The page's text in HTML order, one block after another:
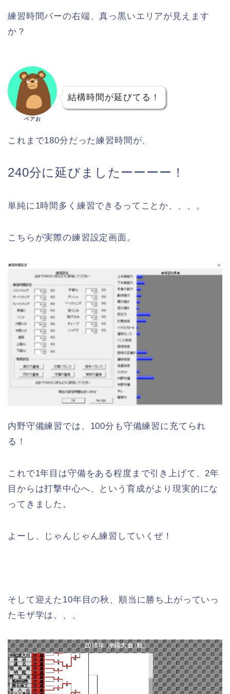
練習時間バーの右端、真っ黒いエリアが見えます
か？
ベアお
結構時間が延びてる！
これまで180分だった練習時間が、
240分に延びましたーーーー！
単純に1時間多く練習できるってことか、、、。
こちらが実際の練習設定画面。
内野守備練習では、100分も守備練習に充てられ
る！
これで1年目は守備をある程度まで引き上げて、2年
目からは打撃中心へ、という育成がより現実的にな
ってきました。
よーし、じゃんじゃん練習していくぜ！
そして迎えた10年目の秋、順当に勝ち上がっていっ
たモザ学は、、、